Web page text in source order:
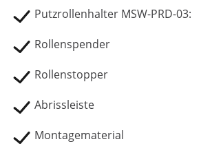
Putzrollenhalter MSW-PRD-03:
Rollenspender
Rollenstopper
Abrissleiste
Montagematerial